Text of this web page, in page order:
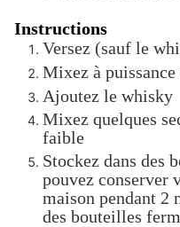
Instructions
Versez (sauf le
Mixez à
Ajoutez le whisky
Mixez quelques
faible
Stockez dans des
pouvez conserver
maison pendant 2
des bouteilles